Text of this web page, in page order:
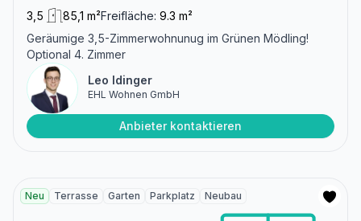
3,5 85,1 m²Freifläche: 9.3 m²
Geräumige 3,5-Zimmerwohnunug im Grünen Mödling!
Optional 4. Zimmer
Leo Idinger
EHL Wohnen GmbH
Anbieter kontaktieren
Neu Terrasse Garten Parkplatz Neubau